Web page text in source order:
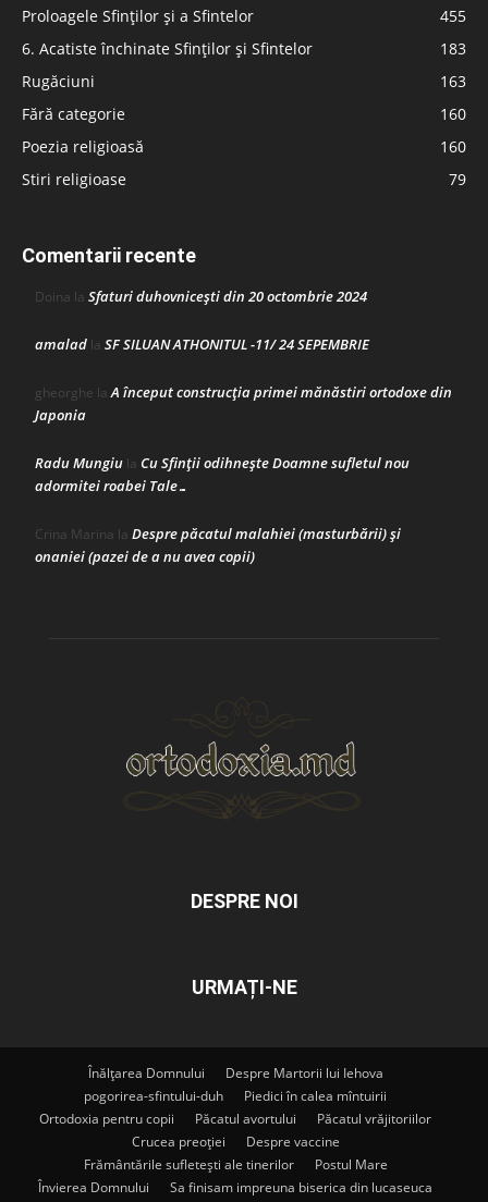
Proloagele Sfinților și a Sfintelor
455
6. Acatiste închinate Sfinților și Sfintelor
183
Rugăciuni
163
Fără categorie
160
Poezia religioasă
160
Stiri religioase
79
Comentarii recente
Doina la Sfaturi duhovnicești din 20 octombrie 2024
amalad la SF SILUAN ATHONITUL -11/ 24 SEPEMBRIE
gheorghe laA început construcţia primei mănăstiri ortodoxe din
Japonia
Radu Mungiu la Cu Sfinții odihnește Doamne sufletul nou
adormitei roabei Tale…
Crina Marina la Despre păcatul malahiei (masturbării) şi
onaniei (pazei de a nu avea copii)
DESPRE NOI
URMAȚI-NE
Înălțarea Domnului
Despre Martorii lui Iehova
pogorirea-sfintului-duh
Piedici în calea mîntuirii
Ortodoxia pentru copii
Păcatul avortului
Păcatul vrăjitoriilor
Crucea preoției
Despre vaccine
Frământările sufletești ale tinerilor
Postul Mare
Învierea Domnului
Sa finisam impreuna biserica din lucaseuca